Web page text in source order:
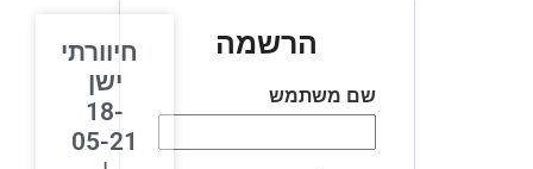
הרשמה
שם משתמש
חיוורתי
ישן
18-
05-21